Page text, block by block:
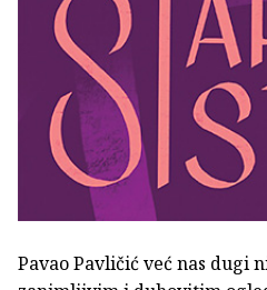
Pavao Pavličić već nas dugi